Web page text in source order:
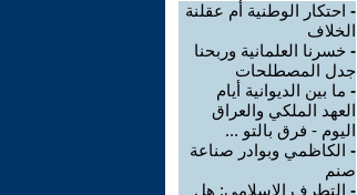
- احتكار الوطنية أم عقلنة
الخلاف
- خسرنا العلمانية وربحنا
جدل المصطلحات
- ما بين الديوانية أيام
العهد الملكي والعراق
اليوم - فرق بالتو ...
- الكاظمي وبوادر صناعة
صنم
- التطرف الإسلامي: هل